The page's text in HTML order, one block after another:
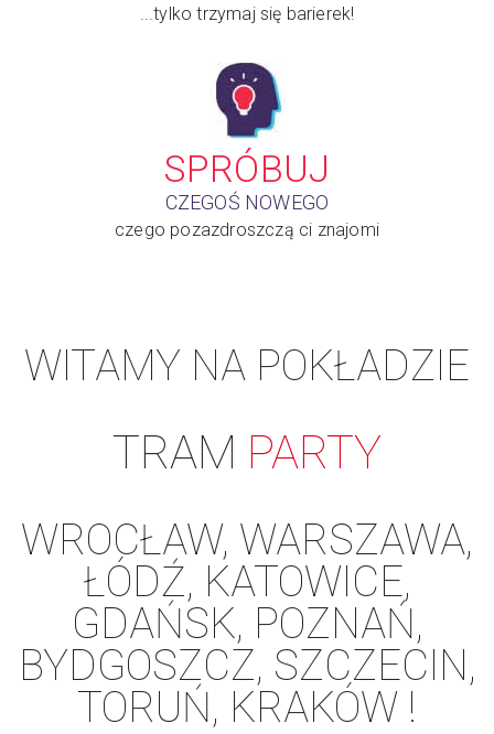
...tylko trzymaj się barierek!
SPRÓBUJ
CZEGOŚ NOWEGO
czego pozazdroszczą ci znajomi
WITAMY NA POKŁADZIE
TRAM PARTY
WROCŁAW, WARSZAWA,
ŁÓDŹ, KATOWICE,
GDAŃSK, POZNAŃ,
BYDGOSZCZ, SZCZECIN,
TORUŃ, KRAKÓW !